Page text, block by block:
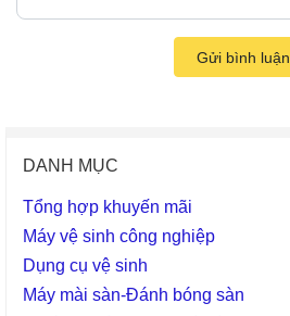
Gửi bình luận
DANH MỤC
Tổng hợp khuyến mãi
Máy vệ sinh công nghiệp
Dụng cụ vệ sinh
Máy mài sàn-Đánh bóng sàn